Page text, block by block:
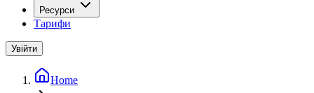
Ресурси
Тарифи
Увійти
Home